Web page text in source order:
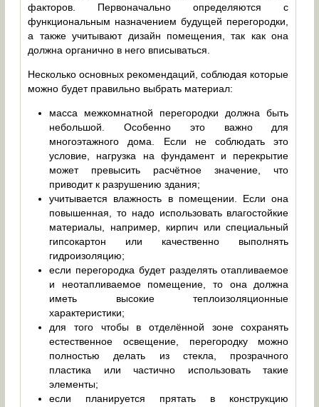
факторов. Первоначально определяются с
функциональным назначением будущей перегородки,
а также учитывают дизайн помещения, так как она
должна органично в него вписываться.
Несколько основных рекомендаций, соблюдая которые
можно будет правильно выбрать материал:
масса межкомнатной перегородки должна быть
небольшой. Особенно это важно для
многоэтажного дома. Если не соблюдать это
условие, нагрузка на фундамент и перекрытие
может превысить расчётное значение, что
приводит к разрушению здания;
учитывается влажность в помещении. Если она
повышенная, то надо использовать влагостойкие
материалы, например, кирпич или специальный
гипсокартон или качественно выполнять
гидроизоляцию;
если перегородка будет разделять отапливаемое
и неотапливаемое помещение, то она должна
иметь высокие теплоизоляционные
характеристики;
для того чтобы в отделённой зоне сохранять
естественное освещение, перегородку можно
полностью делать из стекла, прозрачного
пластика или частично использовать такие
элементы;
если планируется прятать в конструкцию